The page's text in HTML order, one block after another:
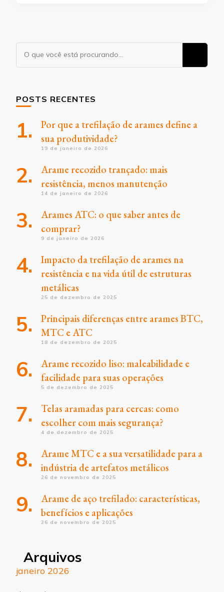
Procurando
POSTS RECENTES
Por que a trefilação de arames define a
sua produtividade?
19 de janeiro de 2026
Arame recozido trançado: mais
resistência, menos manutenção
14 de janeiro de 2026
Arames ATC: o que saber antes de
comprar?
9 de janeiro de 2026
Impacto da trefilação de arames na
resistência e na vida útil de estruturas
metálicas
25 de dezembro de 2025
Principais diferenças entre arames BTC,
MTC e ATC
18 de dezembro de 2025
Arame recozido liso: maleabilidade e
facilidade para suas operações
5 de dezembro de 2025
Telas aramadas para cercas: como
escolher com mais segurança?
4 de dezembro de 2025
Arame MTC e a sua versatilidade para a
indústria de artefatos metálicos
26 de novembro de 2025
Arame de aço trefilado: características,
benefícios e aplicações
26 de novembro de 2025
Arquivos
janeiro 2026